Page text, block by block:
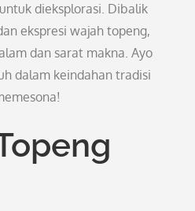
dieksplorasi. Dibalik
ekspresi wajah topeng,
dan sarat makna. Ayo
dalam keindahan tradisi